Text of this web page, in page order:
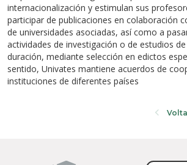
Blog Univates
Cursos Crie
Cursos de Idiomas
Residências Médicas
Internacional
Diplomados
Trabalhe Conosco
Atividades Culturais
Univates & Você - Comunidade
Orquestra Gustavo Adolfo Univates
+Ação
Escolas
internacionalización y estimulan sus
participar de publicaciones en colaboración
de universidades asociadas, así como a
actividades de investigación o de estudios
duración, mediante selección en edictos
sentido, Univates mantiene acuerdos de
instituciones de diferentes países